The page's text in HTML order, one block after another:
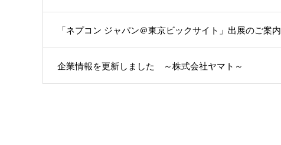
「ネプコン ジャパン＠東京ビックサイト」出展のご案内
企業情報を更新しました ～株式会社ヤマト～